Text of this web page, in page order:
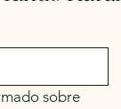
sobre